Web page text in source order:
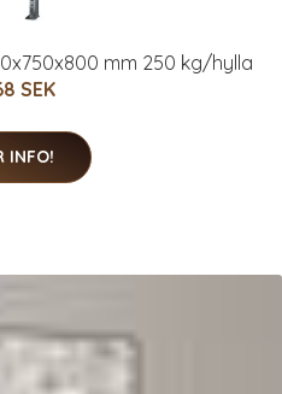
mm 250 kg/hylla
SEK
INFO!